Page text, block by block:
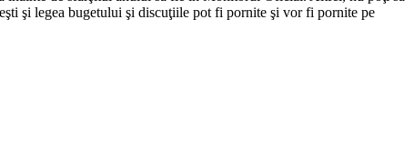
şi legea bugetului şi discuţiile pot fi pornite şi vor fi pornite pe